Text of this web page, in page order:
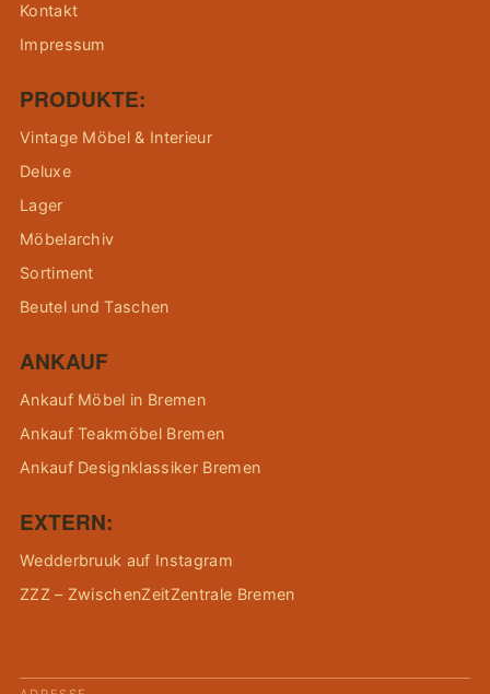
Kontakt
Impressum
PRODUKTE:
Vintage Möbel & Interieur
Deluxe
Lager
Möbelarchiv
Sortiment
Beutel und Taschen
ANKAUF
Ankauf Möbel in Bremen
Ankauf Teakmöbel Bremen
Ankauf Designklassiker Bremen
EXTERN:
Wedderbruuk auf Instagram
ZZZ – ZwischenZeitZentrale Bremen